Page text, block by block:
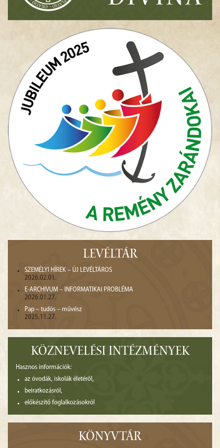
LEVÉLTÁR
SZEMÉLYI HÍREK – ÚJ LEVÉLTÁROS
2026.02.01.
E-ARCHIVUM – INFORMATIKAI PROBLÉMA
2026.01.27.
Pap – tudós – művész
2025.11.27.
KÖZNEVELÉSI INTÉZMÉNYEK
Hasznos információk:
az óvodák, iskolák életéről,
beiratkozásról,
előkészítő foglalkozásokról
KÖNYVTÁR